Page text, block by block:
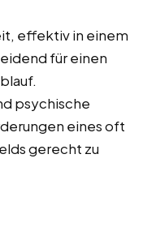
effektiv in einem
für einen
psychische
eines oft
gerecht zu